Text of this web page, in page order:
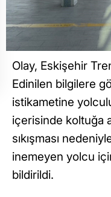
Olay, Eskişehir
Edinilen bilgilere
istikametine
içerisinde koltuğa
sıkışması
inemeyen yolcu
bildirildi.